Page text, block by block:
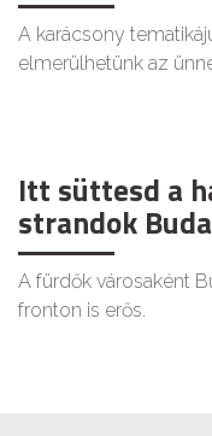
A karácsony
elmerülhetünk az
Itt süttesd a
strandok
A fürdők városaként
fronton is erős.